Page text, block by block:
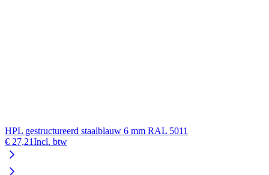
HPL gestructureerd staalblauw 6 mm RAL 5011
€ 27,21Incl. btw